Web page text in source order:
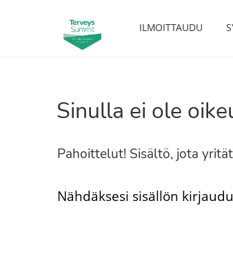
ILMOITTAUDU
Sinulla ei ole
Pahoittelut! Sisältö, jota
Nähdäksesi sisällön